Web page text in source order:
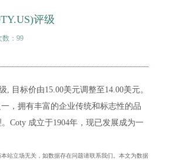
评级
：99
, 目标价由15.00美元调整至14.00美元。
，拥有丰富的企业传统和标志性的品
Coty 成立于1904年，现已发展成为一
站立场无关，如数据存在问题请联系我们。本文为数据